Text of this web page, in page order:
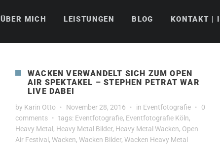
ÜBER MICH LEISTUNGEN BLOG KONTAKT |
WACKEN VERWANDELT SICH ZUM OPEN
AIR SPEKTAKEL – STEPHEN PETRAT WAR
LIVE DABEI
by Karin Otto November 28, 2016 in Eventfotografie
0
comments
tags: Eventfotografie, Eventfotografie Köln,
Heavy Metal , Heavy Metal Bilder, Heavy Metal Wacken, Open
Air Festival , Wacken, Wacken Bilder, Wacken Heavy Metal